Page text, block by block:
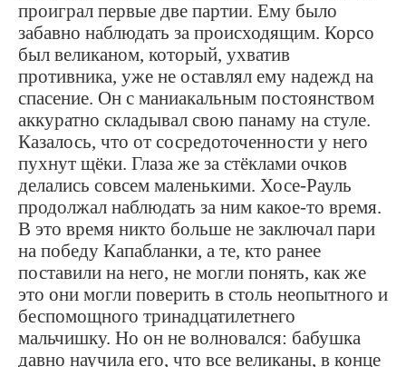
проиграл первые две партии. Ему было
забавно наблюдать за происходящим. Корсо
был великаном, который, ухватив
противника, уже не оставлял ему надежд на
спасение. Он с маниакальным постоянством
аккуратно складывал свою панаму на стуле.
Казалось, что от сосредоточенности у него
пухнут щёки. Глаза же за стёклами очков
делались совсем маленькими. Хосе-Рауль
продолжал наблюдать за ним какое-то время.
В это время никто больше не заключал пари
на победу Капабланки, а те, кто ранее
поставили на него, не могли понять, как же
это они могли поверить в столь неопытного и
беспомощного тринадцатилетнего
мальчишку. Но он не волновался: бабушка
давно научила его, что все великаны, в конце